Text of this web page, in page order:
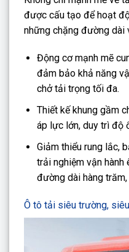
được cấu tạo để hoạt
những chặng đường dài
Động cơ mạnh mẽ
đảm bảo khả năng
chở tải trọng tối đa.
Thiết kế khung gầm
áp lực lớn, duy trì độ
Giảm thiểu rung lắc,
trải nghiệm vận hành
đường dài hàng
Ô tô tải siêu trường,